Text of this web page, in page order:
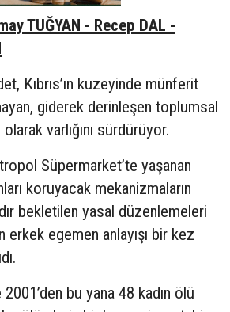
TUĞYAN - Recep DAL -
Kıbrıs’ın kuzeyinde münferit
giderek derinleşen toplumsal
varlığını sürdürüyor.
Süpermarket’te yaşanan
koruyacak mekanizmaların
bekletilen yasal düzenlemeleri
egemen anlayışı bir kez
2001’den bu yana 48 kadın ölü